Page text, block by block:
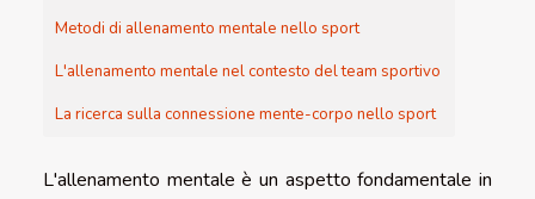
Metodi di allenamento mentale nello sport
L'allenamento mentale nel contesto del team sportivo
La ricerca sulla connessione mente-corpo nello sport
L'allenamento mentale è un aspetto fondamentale in